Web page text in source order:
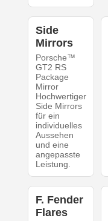
Side
Mirrors
Porsche™
GT2 RS
Package
Mirror
Hochwertiger
Side Mirrors
für ein
individuelles
Aussehen
und eine
angepasste
Leistung.
F. Fender
Flares